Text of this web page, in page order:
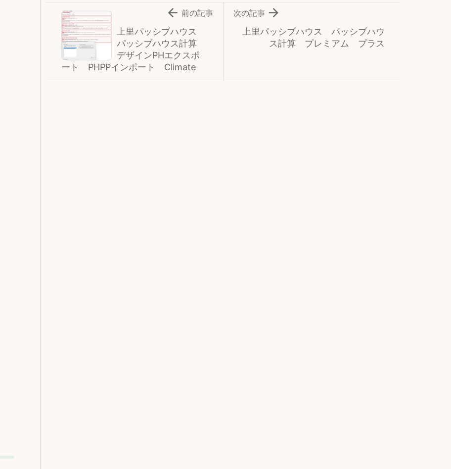
上里パッシブハウス パッシブハウ
ス計算 プレミアム プラス

次の記事
上里パッシブハウス
パッシブハウス計算
デザインPHエクスポ
ート PHPPインポート Climate
 前の記事